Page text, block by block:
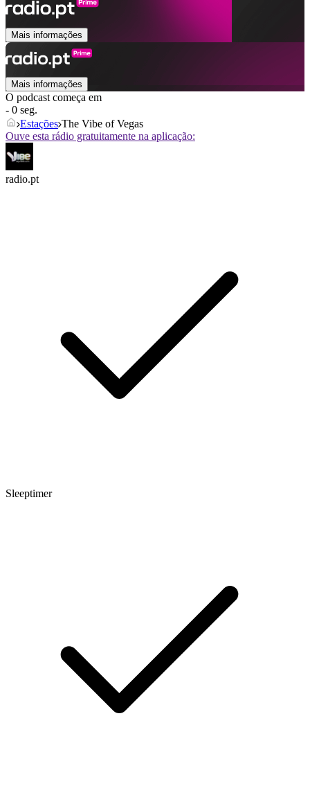
Mais informações
Mais informações
O podcast começa em
- 0 seg.
Estações The Vibe of Vegas
Ouve esta rádio gratuitamente na aplicação:
radio.pt
Sleeptimer